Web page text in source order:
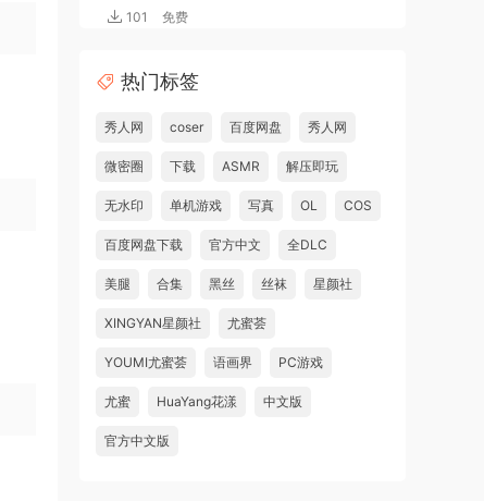
101 免费
热门标签
秀人网 coser 百度网盘 秀人网
微密圈 下载 ASMR 解压即玩
无水印 单机游戏 写真 OL COS
百度网盘下载 官方中文 全DLC
美腿 合集 黑丝 丝袜 星颜社
XINGYAN星颜社 尤蜜荟
YOUMI尤蜜荟 语画界 PC游戏
尤蜜 HuaYang花漾 中文版
官方中文版